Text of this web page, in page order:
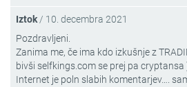
Iztok / 10. decembra 2021
Pozdravljeni.
Zanima me, če ima kdo izkušnje z
bivši selfkings.com se prej pa cryptansa
Internet je poln slabih komentarjev….